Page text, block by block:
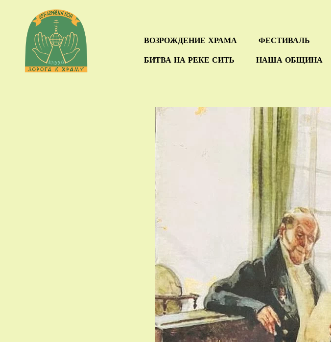
ВОЗРОЖДЕНИЕ ХРАМА ФЕСТИВАЛЬ
БИТВА НА РЕКЕ СИТЬ НАША ОБЩИНА